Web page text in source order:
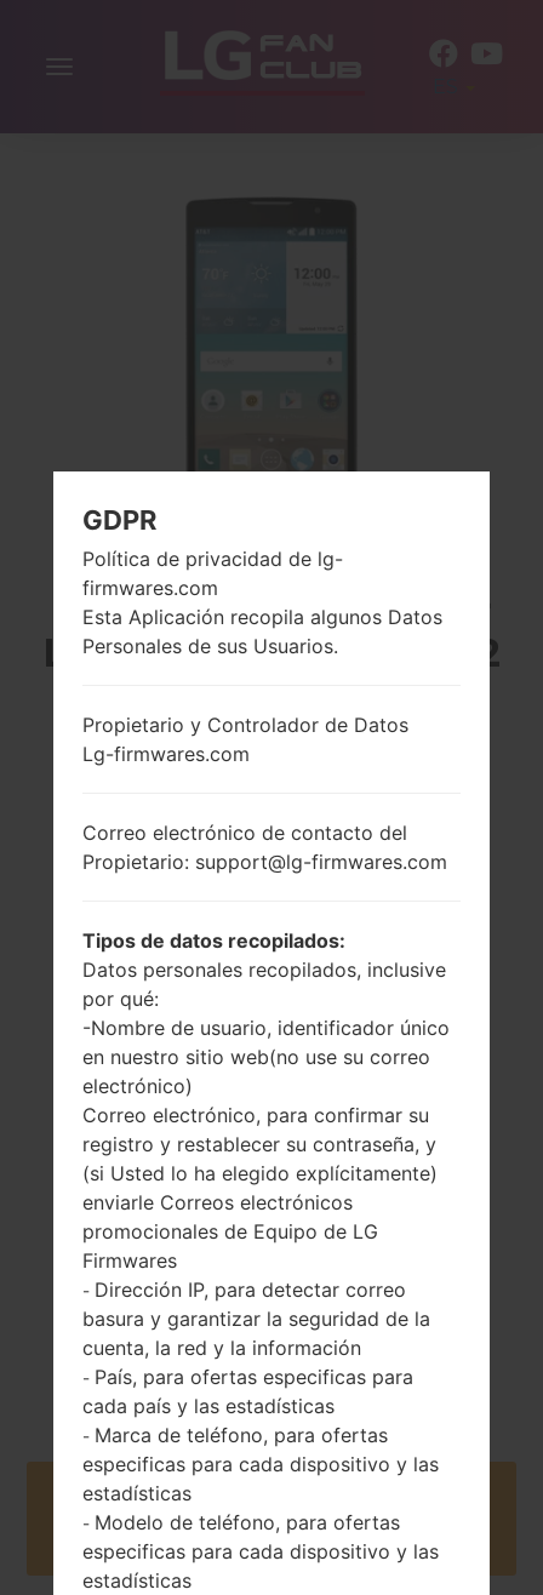
Alternar
LG H443 (LGH443) DE
LA SERIE LG ESCAPE 2
(~69.1% relación
pantalla-cuerpo)
píxeles por
pulgada)
124.4 gramos
(4.37 onzas)
Extraíble Li-Ion
2100 mAh
A53, Qualcomm
MSM8916
Unknown
Buy accessories on Amazon
GDPR
Política de privacidad de lg-
firmwares.com
Esta Aplicación recopila algunos Datos
Personales de sus Usuarios.
Propietario y Controlador de Datos
Lg-firmwares.com
Correo electrónico de contacto del
Propietario: support@lg-firmwares.com
Tipos de datos recopilados:
Datos personales recopilados, inclusive
por qué:
-Nombre de usuario, identificador único
en nuestro sitio web(no use su correo
electrónico)
Correo electrónico, para confirmar su
registro y restablecer su contraseña, y
(si Usted lo ha elegido explícitamente)
enviarle Correos electrónicos
promocionales de Equipo de LG
Firmwares
- Dirección IP, para detectar correo
basura y garantizar la seguridad de la
cuenta, la red y la información
- País, para ofertas especificas para
cada país y las estadísticas
- Marca de teléfono, para ofertas
especificas para cada dispositivo y las
estadísticas
- Modelo de teléfono, para ofertas
especificas para cada dispositivo y las
estadísticas